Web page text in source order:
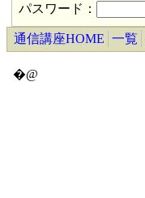
パスワード：
通信講座HOME 一覧
�@